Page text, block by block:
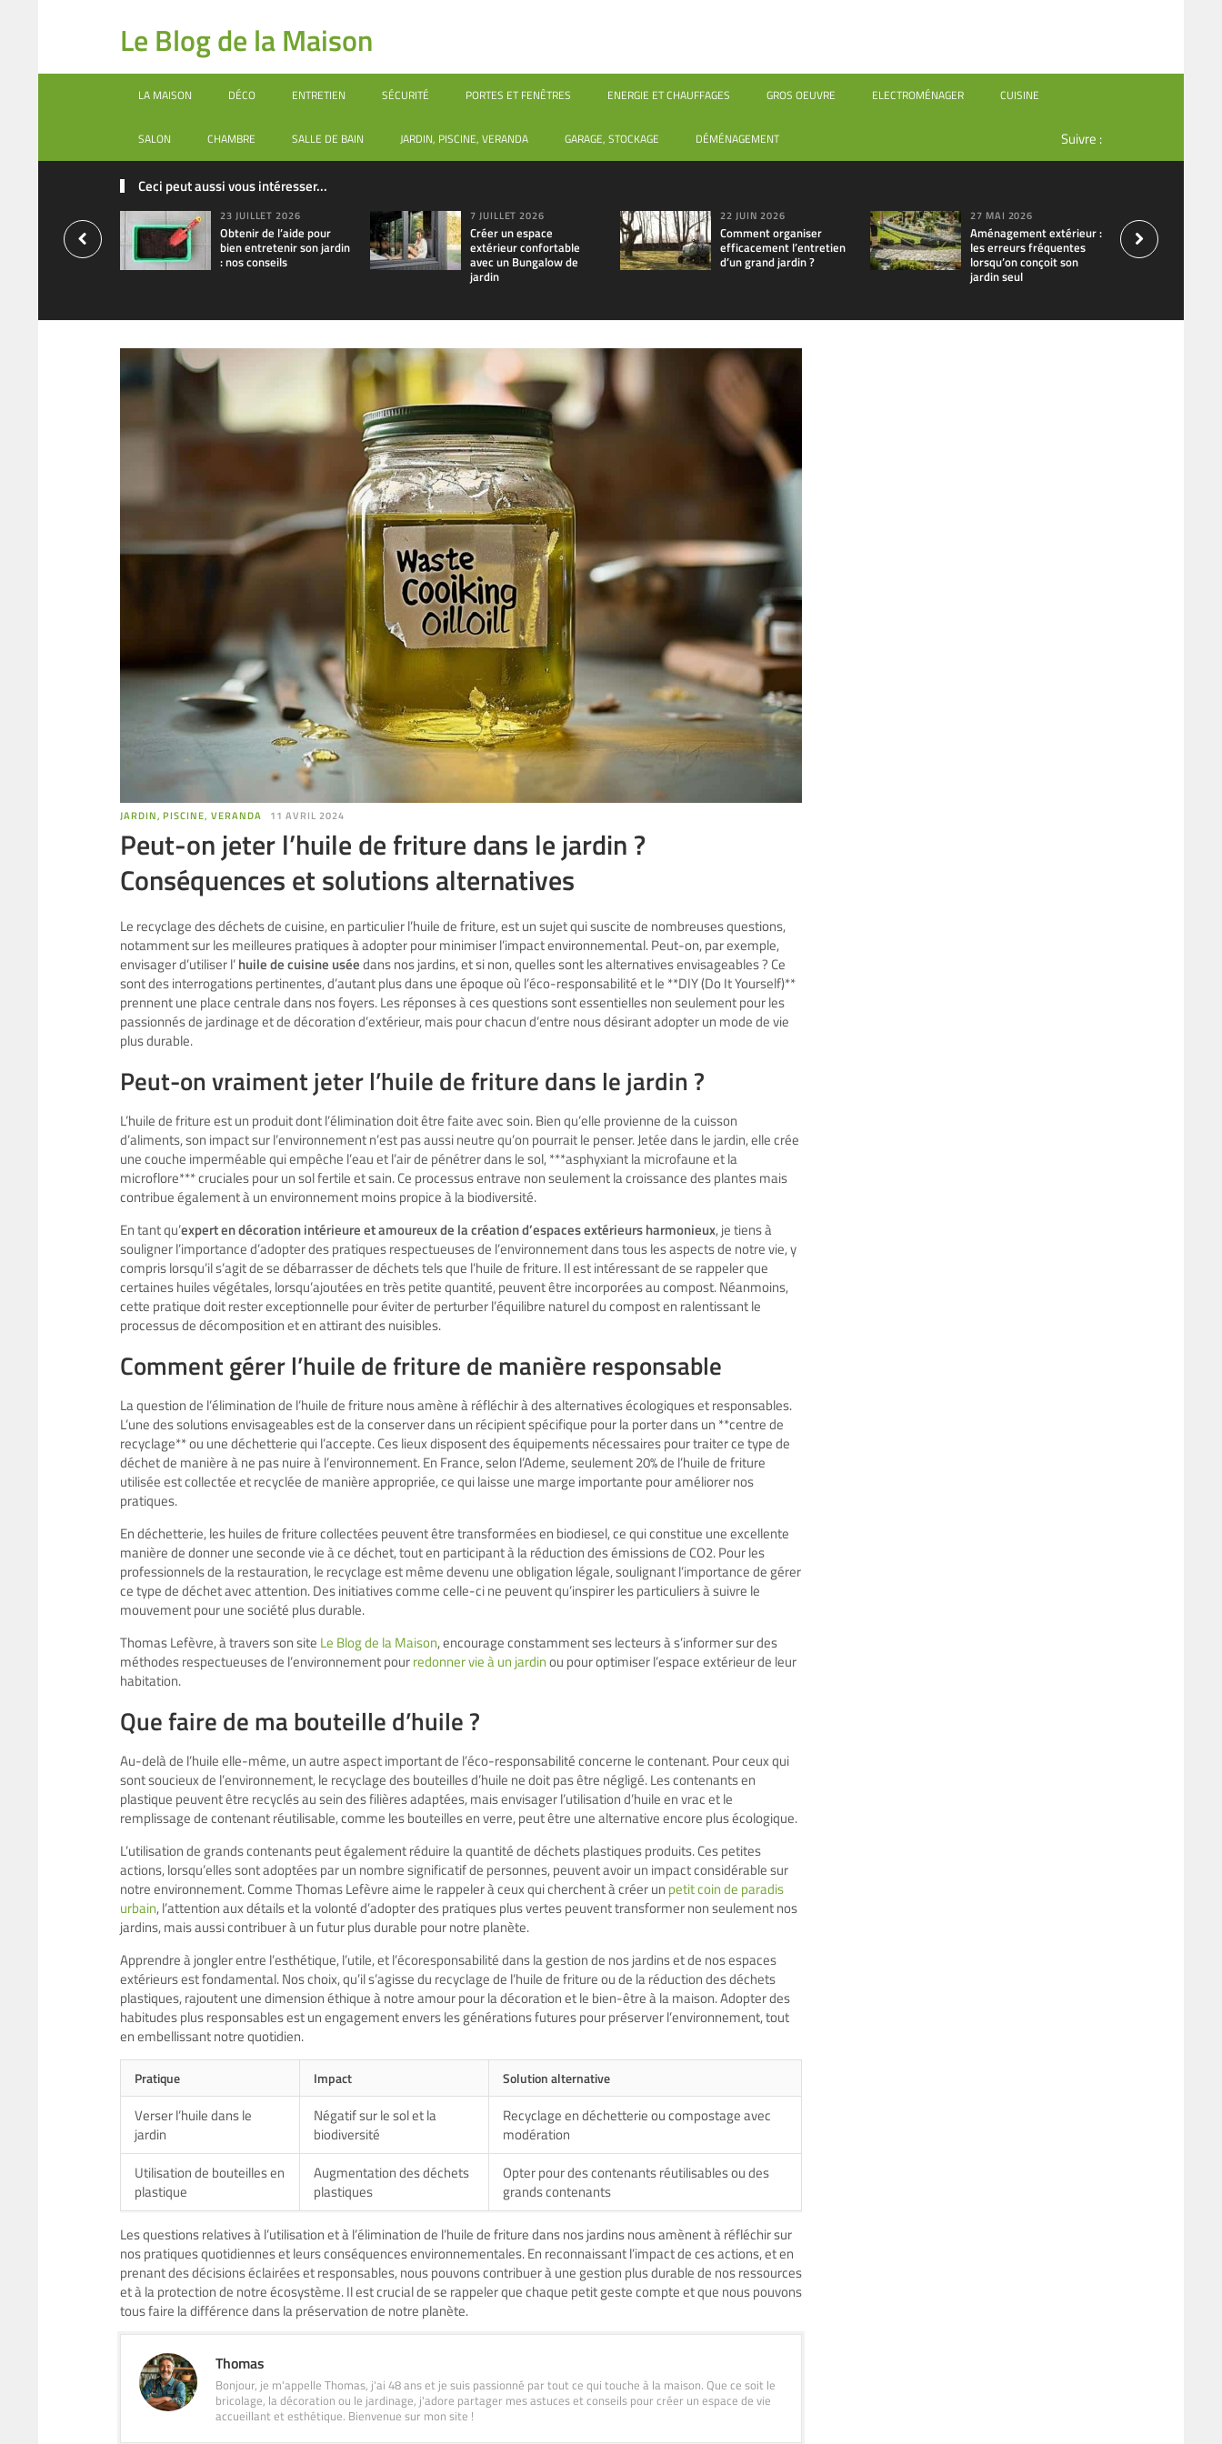
Le Blog de la Maison
LA MAISON DÉCO ENTRETIEN SÉCURITÉ PORTES ET FENÊTRES ENERGIE ET CHAUFFAGES GROS OEUVRE ELECTROMÉNAGER CUISINE
SALON CHAMBRE SALLE DE BAIN JARDIN, PISCINE, VERANDA GARAGE, STOCKAGE DÉMÉNAGEMENT Suivre :
Ceci peut aussi vous intéresser...
23 JUILLET 2026
Obtenir de l’aide pour
bien entretenir son jardin
: nos conseils
7 JUILLET 2026
Créer un espace
extérieur confortable
avec un Bungalow de
jardin
22 JUIN 2026
Comment organiser
efficacement l’entretien
d’un grand jardin ?
27 MAI 2026
Aménagement extérieur :
les erreurs fréquentes
lorsqu’on conçoit son
jardin seul
JARDIN, PISCINE, VERANDA 11 AVRIL 2024
Peut-on jeter l’huile de friture dans le jardin ?
Conséquences et solutions alternatives
Le recyclage des déchets de cuisine, en particulier l’huile de friture, est un sujet qui suscite de nombreuses questions,
notamment sur les meilleures pratiques à adopter pour minimiser l’impact environnemental. Peut-on, par exemple,
envisager d’utiliser l’huile de cuisine uséedans nos jardins, et si non, quelles sont les alternatives envisageables ? Ce
sont des interrogations pertinentes, d’autant plus dans une époque où l’éco-responsabilité et le **DIY (Do It Yourself)**
prennent une place centrale dans nos foyers. Les réponses à ces questions sont essentielles non seulement pour les
passionnés de jardinage et de décoration d’extérieur, mais pour chacun d’entre nous désirant adopter un mode de vie
plus durable.
Peut-on vraiment jeter l’huile de friture dans le jardin ?
L’huile de friture est un produit dont l’élimination doit être faite avec soin. Bien qu’elle provienne de la cuisson
d’aliments, son impact sur l’environnement n’est pas aussi neutre qu’on pourrait le penser. Jetée dans le jardin, elle crée
une couche imperméable qui empêche l’eau et l’air de pénétrer dans le sol, ***asphyxiant la microfaune et la
microflore*** cruciales pour un sol fertile et sain. Ce processus entrave non seulement la croissance des plantes mais
contribue également à un environnement moins propice à la biodiversité.
En tant qu’expert en décoration intérieure et amoureux de la création d’espaces extérieurs harmonieux, je tiens à
souligner l’importance d’adopter des pratiques respectueuses de l’environnement dans tous les aspects de notre vie, y
compris lorsqu’il s’agit de se débarrasser de déchets tels que l’huile de friture. Il est intéressant de se rappeler que
certaines huiles végétales, lorsqu’ajoutées en très petite quantité, peuvent être incorporées au compost. Néanmoins,
cette pratique doit rester exceptionnelle pour éviter de perturber l’équilibre naturel du compost en ralentissant le
processus de décomposition et en attirant des nuisibles.
Comment gérer l’huile de friture de manière responsable
La question de l’élimination de l’huile de friture nous amène à réfléchir à des alternatives écologiques et responsables.
L’une des solutions envisageables est de la conserver dans un récipient spécifique pour la porter dans un **centre de
recyclage** ou une déchetterie qui l’accepte. Ces lieux disposent des équipements nécessaires pour traiter ce type de
déchet de manière à ne pas nuire à l’environnement. En France, selon l’Ademe, seulement 20% de l’huile de friture
utilisée est collectée et recyclée de manière appropriée, ce qui laisse une marge importante pour améliorer nos
pratiques.
En déchetterie, les huiles de friture collectées peuvent être transformées en biodiesel, ce qui constitue une excellente
manière de donner une seconde vie à ce déchet, tout en participant à la réduction des émissions de CO2. Pour les
professionnels de la restauration, le recyclage est même devenu une obligation légale, soulignant l’importance de gérer
ce type de déchet avec attention. Des initiatives comme celle-ci ne peuvent qu’inspirer les particuliers à suivre le
mouvement pour une société plus durable.
Thomas Lefèvre, à travers son site Le Blog de la Maison, encourage constamment ses lecteurs à s’informer sur des
méthodes respectueuses de l’environnement pourredonner vie à un jardinou pour optimiser l’espace extérieur de leur
habitation.
Que faire de ma bouteille d’huile ?
Au-delà de l’huile elle-même, un autre aspect important de l’éco-responsabilité concerne le contenant. Pour ceux qui
sont soucieux de l’environnement, le recyclage des bouteilles d’huile ne doit pas être négligé. Les contenants en
plastique peuvent être recyclés au sein des filières adaptées, mais envisager l’utilisation d’huile en vrac et le
remplissage de contenant réutilisable, comme les bouteilles en verre, peut être une alternative encore plus écologique.
L’utilisation de grands contenants peut également réduire la quantité de déchets plastiques produits. Ces petites
actions, lorsqu’elles sont adoptées par un nombre significatif de personnes, peuvent avoir un impact considérable sur
notre environnement. Comme Thomas Lefèvre aime le rappeler à ceux qui cherchent à créer un petit coin de paradis
urbain, l’attention aux détails et la volonté d’adopter des pratiques plus vertes peuvent transformer non seulement nos
jardins, mais aussi contribuer à un futur plus durable pour notre planète.
Apprendre à jongler entre l’esthétique, l’utile, et l’écoresponsabilité dans la gestion de nos jardins et de nos espaces
extérieurs est fondamental. Nos choix, qu’il s’agisse du recyclage de l’huile de friture ou de la réduction des déchets
plastiques, rajoutent une dimension éthique à notre amour pour la décoration et le bien-être à la maison. Adopter des
habitudes plus responsables est un engagement envers les générations futures pour préserver l’environnement, tout
en embellissant notre quotidien.
Pratique Impact Solution alternative
Verser l’huile dans le
jardin
Négatif sur le sol et la
biodiversité
Recyclage en déchetterie ou compostage avec
modération
Utilisation de bouteilles en
plastique
Augmentation des déchets
plastiques
Opter pour des contenants réutilisables ou des
grands contenants
Les questions relatives à l’utilisation et à l’élimination de l’huile de friture dans nos jardins nous amènent à réfléchir sur
nos pratiques quotidiennes et leurs conséquences environnementales. En reconnaissant l’impact de ces actions, et en
prenant des décisions éclairées et responsables, nous pouvons contribuer à une gestion plus durable de nos ressources
et à la protection de notre écosystème. Il est crucial de se rappeler que chaque petit geste compte et que nous pouvons
tous faire la différence dans la préservation de notre planète.
Thomas
Bonjour, je m'appelle Thomas, j'ai 48 ans et je suis passionné par tout ce qui touche à la maison. Que ce soit le
bricolage, la décoration ou le jardinage, j'adore partager mes astuces et conseils pour créer un espace de vie
accueillant et esthétique. Bienvenue sur mon site !